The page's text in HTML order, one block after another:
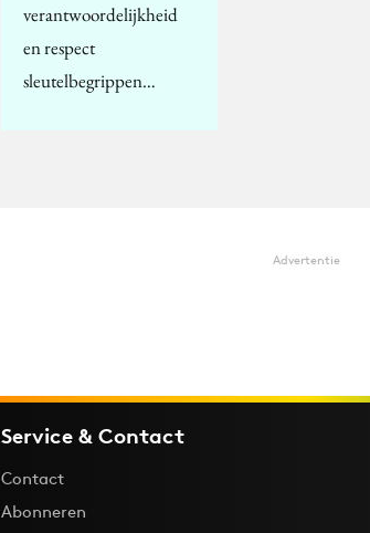
verantwoordelijkheid
en respect
sleutelbegrippen…
Advertentie
Service & Contact
Contact
Abonneren